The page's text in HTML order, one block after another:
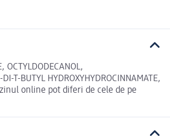
OCTYLDODECANOL,
T-BUTYL HYDROXYHYDROCINNAMATE,
online pot diferi de cele de pe